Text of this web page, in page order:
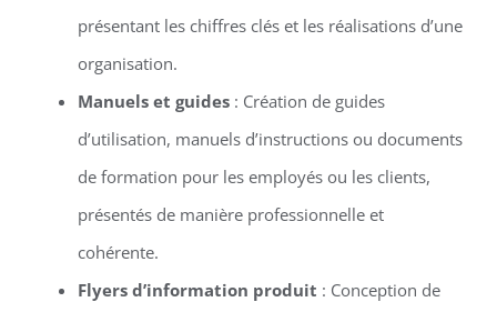
présentant les chiffres clés et les réalisations d’une
organisation.
Manuels et guides: Création de guides
d’utilisation, manuels d’instructions ou documents
de formation pour les employés ou les clients,
présentés de manière professionnelle et
cohérente.
Flyers d’information produit : Conception de